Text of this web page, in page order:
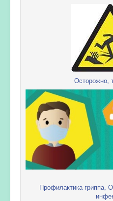
Осторожно,
Профилактика гриппа,